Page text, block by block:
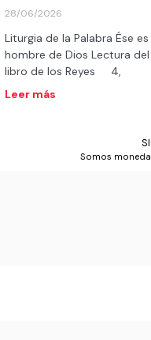
28/06/2026
Liturgia de la Palabra Ése
hombre de Dios Lectura
libro de los Reyes 4,
Leer más
Somos